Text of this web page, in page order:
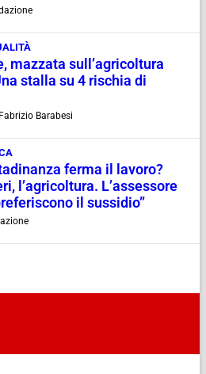
mazzata sull’agricoltura
stalla su 4 rischia di
Barabesi
ferma il lavoro?
l’agricoltura. L’assessore
il sussidio”